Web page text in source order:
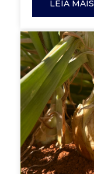
LEIA MAIS